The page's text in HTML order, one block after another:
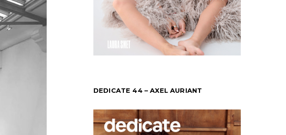
DEDICATE 44 – AXEL AURIANT